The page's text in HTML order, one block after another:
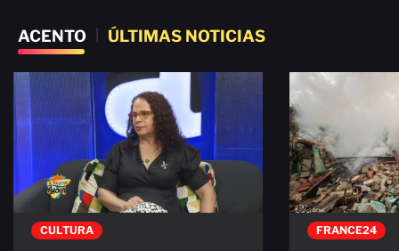
ACENTO ÚLTIMAS NOTICIAS
CULTURA FRANCE24